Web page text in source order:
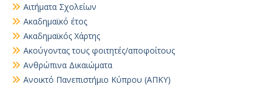
Αιτήματα Σχολείων
Ακαδημαϊκό έτος
Ακαδημαϊκός Χάρτης
Ακούγοντας τους φοιτητές/αποφοίτους
Ανθρώπινα Δικαιώματα
Ανοικτό Πανεπιστήμιο Κύπρου (ΑΠΚΥ)